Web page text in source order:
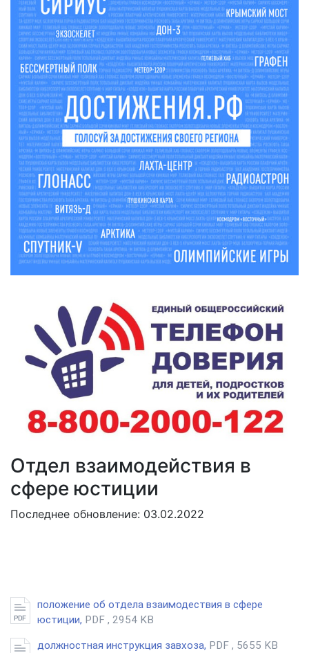
Отдел взаимодействия в
сфере юстиции
Последнее обновление: 03.02.2022
положение об отдела взаимодествия в сфере
юстиции, PDF , 2954 KB
должностная инструкция завхоза, PDF , 5655 KB